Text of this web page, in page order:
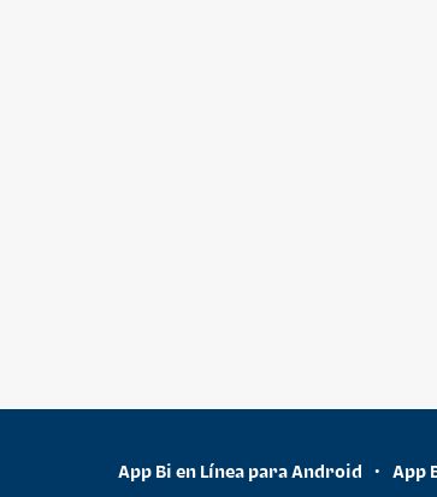
App Bi en Línea para Android • App